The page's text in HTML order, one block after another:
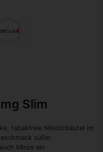
Slim
tabakfreie Nikotinbeutel im
süßer
Minze ein